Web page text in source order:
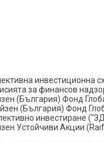
за финансов
(България) Фонд
(България) Фонд
инвестиране
Устойчиви Акции